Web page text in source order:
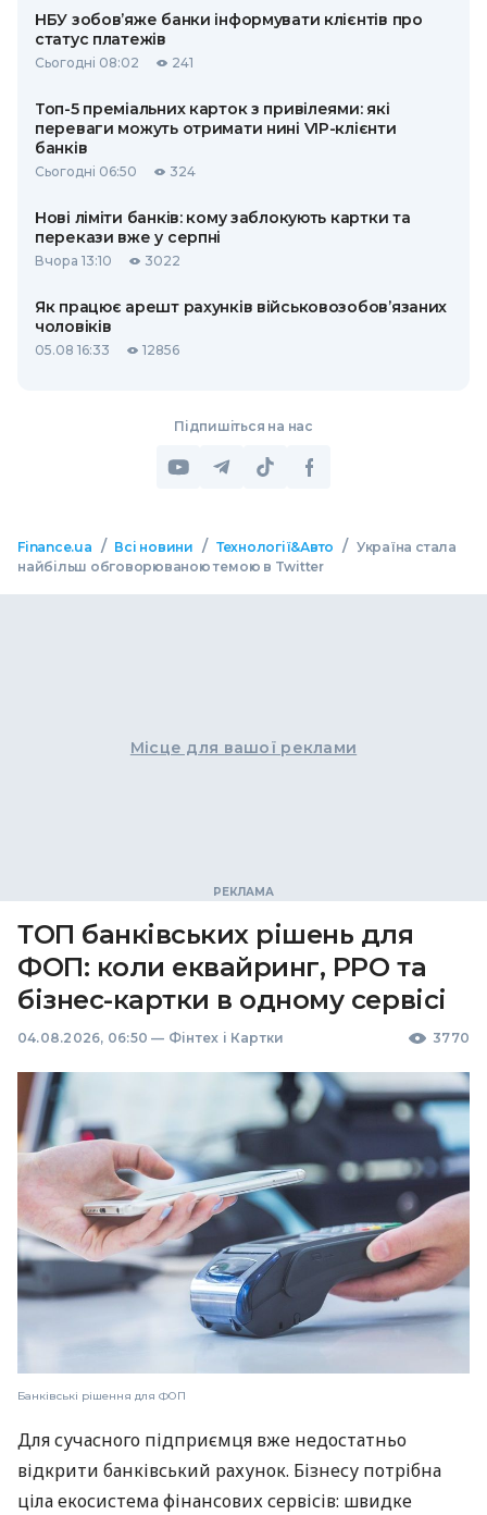
НБУ зобов’яже банки інформувати клієнтів про
статус платежів
Сьогодні 08:02 241
Топ-5 преміальних карток з привілеями: які
переваги можуть отримати нині VIP-клієнти
банків
Сьогодні 06:50 324
Нові ліміти банків: кому заблокують картки та
перекази вже у серпні
Вчора 13:10 3022
Як працює арешт рахунків військовозобов’язаних
чоловіків
05.08 16:33 12856
Підпишіться на нас
Finance.ua / Всі новини / Технології&Авто / Україна стала
найбільш обговорюваною темою в Twitter
Місце для вашої реклами
ТОП банківських рішень для
ФОП: коли еквайринг, РРО та
бізнес-картки в одному сервісі
04.08.2026, 06:50 — Фінтех і Картки 3770
Банківські рішення для ФОП
Для сучасного підприємця вже недостатньо
відкрити банківський рахунок. Бізнесу потрібна
ціла екосистема фінансових сервісів: швидке